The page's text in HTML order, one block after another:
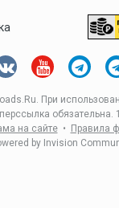
г.
и 1 другой
При
обязательна.
на сайте•
Правила
by Invision